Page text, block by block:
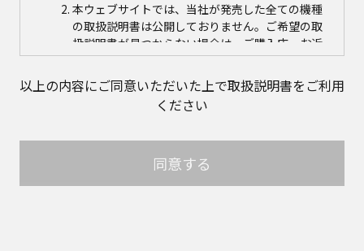
本ウェブサイトでは、当社が発売した全ての機種
の取扱説明書は公開しておりません。ご希望の取
扱説明書が見つからない場合は、ご購入店、お近
くの当社商品の取扱店、または当社サービス会社
に直接お問い合わせの上、ご購入いただきますよ
うお願いいたします。ただし、商品自体の生産中
止などの理由により、当該商品につき取扱説明書
めご了承ください。
本ウェブサイトに公開されている取扱説明書の対
象商品が生産中止などの理由でご購入できない場
以上の内容にご同意いただいた上で取扱説明書をご利用
ください
同意する